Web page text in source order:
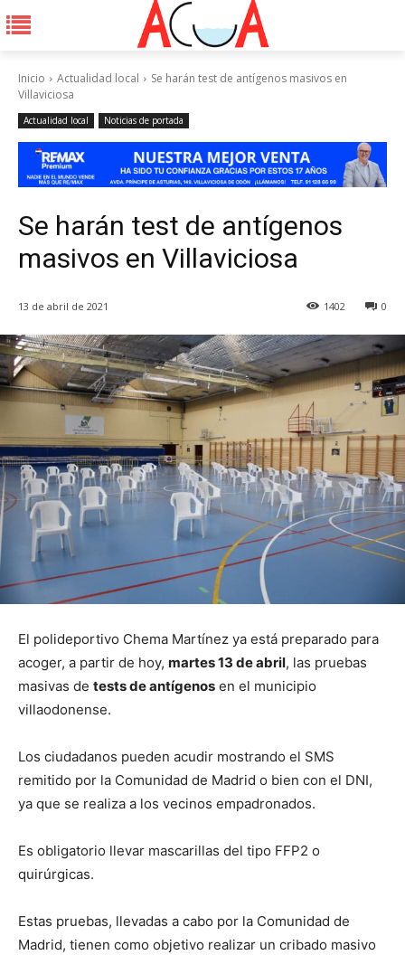
Inicio Actualidad local
Se harán test de antígenos masivos en
Villaviciosa
Actualidad local Noticias de portada
Se harán test de antígenos
masivos en Villaviciosa
13 de abril de 2021 0
1402
El polideportivo Chema Martínez ya está preparado para
acoger, a partir de hoy, martes 13 de abril, las pruebas
masivas de tests de antígenos en el municipio
villaodonense.
Los ciudadanos pueden acudir mostrando el SMS
remitido por la Comunidad de Madrid o bien con el DNI,
ya que se realiza a los vecinos empadronados.
Es obligatorio llevar mascarillas del tipo FFP2 o
quirúrgicas.
Estas pruebas, llevadas a cabo por la Comunidad de
Madrid, tienen como objetivo realizar un cribado masivo